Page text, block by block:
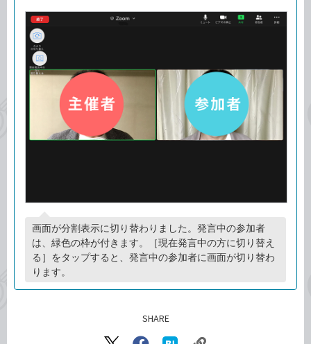
画面が分割表示に切り替わりました。発言中の参加者
は、緑色の枠が付きます。［現在発言中の方に切り替え
る］をタップすると、発言中の参加者に画面が切り替わ
ります。
SHARE